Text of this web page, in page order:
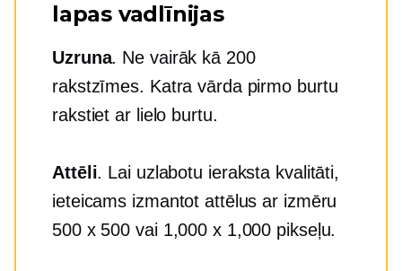
lapas vadlīnijas
Uzruna. Ne vairāk kā 200
rakstzīmes. Katra vārda pirmo burtu
rakstiet ar lielo burtu.
Attēli. Lai uzlabotu ieraksta kvalitāti,
ieteicams izmantot attēlus ar izmēru
500 x 500 vai 1,000 x 1,000 pikseļu.